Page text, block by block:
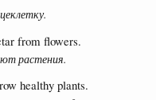
from flowers.
растения.
healthy plants.